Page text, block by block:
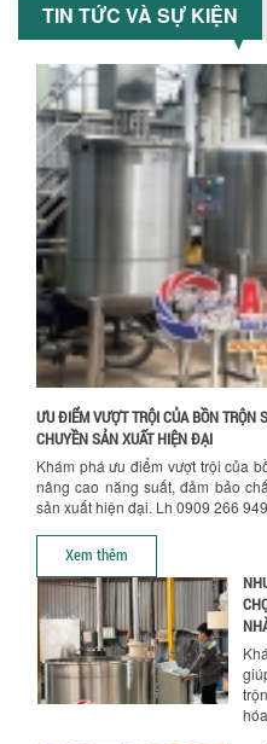
Hướng dẫn
TIN TỨC VÀ SỰ KIỆN
ƯU ĐIỂM VƯỢT TRỘI CỦA BỒN TRỘN
CHUYỀN SẢN XUẤT HIỆN ĐẠI
Khám phá ưu điểm vượt trội của
nâng cao năng suất, đảm bảo
sản xuất hiện đại. Lh 0909 266
Xem thêm
VÌ
ƯU
TỐI